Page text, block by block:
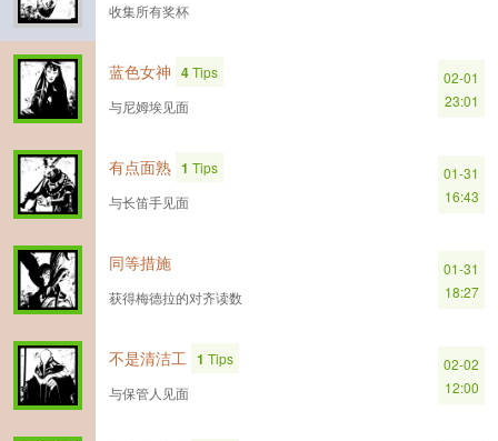
收集所有奖杯
蓝色女神 4Tips
与尼姆埃见面
02-01
23:01
有点面熟 1 Tips
与长笛手见面
01-31
16:43
同等措施
获得梅德拉的对齐读数
01-31
18:27
不是清洁工 1 Tips
与保管人见面
02-02
12:00